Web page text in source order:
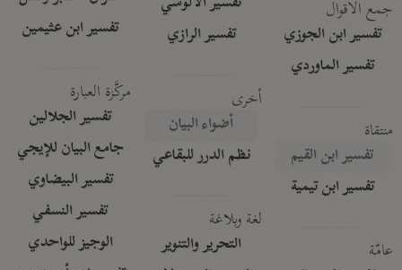
جمع الأقوال
تفسير ابن الجوزي
تفسير الماوردي
منتقاة
تفسير ابن القيم
تفسير ابن تيمية
عامّة
تفسير الرازي
أخرى
أضواء البيان
نظم الدرر للبقاعي
لغة وبلاغة
التحرير والتنوير
تفسير ابن عثيمين
مركَّزة العبارة
تفسير الجلالين
جامع البيان للإيجي
تفسير البيضاوي
تفسير النسفي
الوجيز للواحدي